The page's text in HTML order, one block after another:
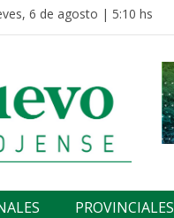
6 de agosto | 5:10 hs
PROVINCIALES